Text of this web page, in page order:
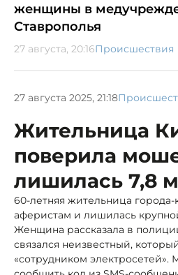
женщины в
Ставрополья
27 августа, 20:16Происшествия
27 августа 2025, 21:18
Жительница
поверила
лишилась 7,8
60-летняя жительница
аферистам и лишилась
Женщина рассказала в
связался неизвестный,
«сотрудником